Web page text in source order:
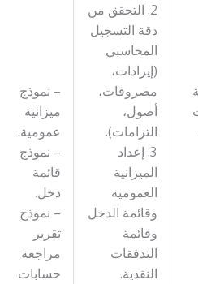
2. التحقق من
دقة التسجيل
المحاسبي
(إيرادات،
مصروفات،
أصول،
التزامات).
3. إعداد
الميزانية
العمومية
وقائمة الدخل
وقائمة
التدفقات
النقدية.
– نموذج
ميزانية
عمومية.
– نموذج
قائمة
دخل.
– نموذج
تقرير
مراجعة
حسابات